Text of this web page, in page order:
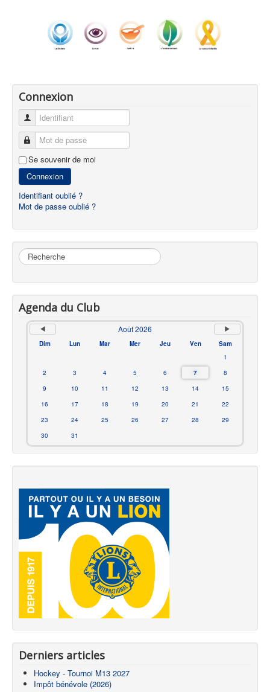
Connexion
Identifiant
Mot de passe
Se souvenir de moi
Connexion
Identifiant oublié ?
Mot de passe oublié ?
Rechercher
Agenda du Club
Août 2026
Dim Lun Mar Mer Jeu Ven
Sam
1
2
3 4 5 6 7
8
9
10 11 12 13 14
15
16
17 18 19 20 21
22
23
24 25 26 27 28
29
30
31
Derniers articles
Hockey - Tournoi M13 2027
Impôt bénévole (2026)